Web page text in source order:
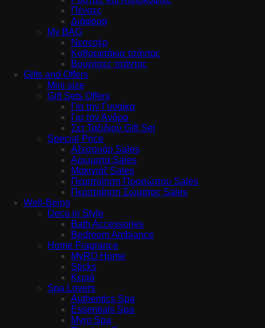
Πένσες
Διάφορα
My BAG
Νεσεσέρ
Καθρεφτάκια τσάντας
Βούρτσες τσάντας
Gifts and Offers
Mini size
Gift Sets Offers
Για την Γυναίκα
Για τον Άνδρα
Σετ Ταξιδιού Gift Set
Special Price
Αξεσουάρ Sales
Αρώματα Sales
Μακιγιάζ Sales
Περιποίηση Προσώπου Sales
Περιποίηση Σώματος Sales
Well-Being
Deco in Style
Bath Accessories
Bedroom Ambiance
Home Fragrance
MyRO Home
Sticks
Κεριά
Spa Lovers
Authentics Spa
Essentials Spa
Myro Spa